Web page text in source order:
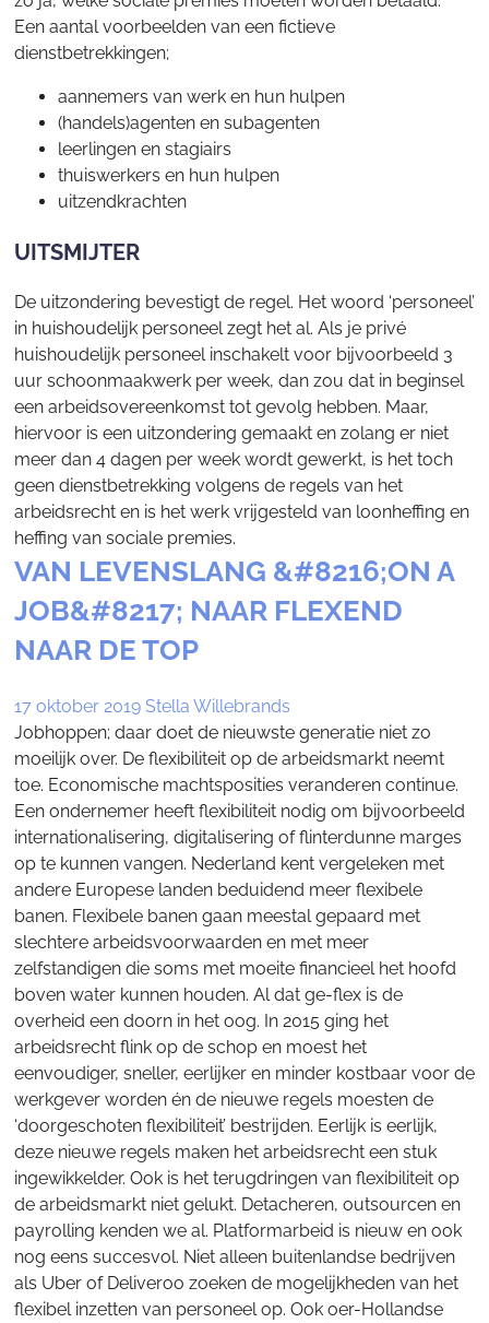
Een aantal voorbeelden van een fictieve
dienstbetrekkingen;
aannemers van werk en hun hulpen
(handels)agenten en subagenten
leerlingen en stagiairs
thuiswerkers en hun hulpen
uitzendkrachten
UITSMIJTER
De uitzondering bevestigt de regel. Het woord ‘personeel’
in huishoudelijk personeel zegt het al. Als je privé
huishoudelijk personeel inschakelt voor bijvoorbeeld 3
uur schoonmaakwerk per week, dan zou dat in beginsel
een arbeidsovereenkomst tot gevolg hebben. Maar,
hiervoor is een uitzondering gemaakt en zolang er niet
meer dan 4 dagen per week wordt gewerkt, is het toch
geen dienstbetrekking volgens de regels van het
arbeidsrecht en is het werk vrijgesteld van loonheffing en
heffing van sociale premies.
VAN LEVENSLANG &#8216;ON A
JOB&#8217; NAAR FLEXEND
NAAR DE TOP
17 oktober 2019 Stella Willebrands
Jobhoppen; daar doet de nieuwste generatie niet zo
moeilijk over. De flexibiliteit op de arbeidsmarkt neemt
toe. Economische machtsposities veranderen continue.
Een ondernemer heeft flexibiliteit nodig om bijvoorbeeld
internationalisering, digitalisering of flinterdunne marges
op te kunnen vangen. Nederland kent vergeleken met
andere Europese landen beduidend meer flexibele
banen. Flexibele banen gaan meestal gepaard met
slechtere arbeidsvoorwaarden en met meer
zelfstandigen die soms met moeite financieel het hoofd
boven water kunnen houden. Al dat ge-flex is de
overheid een doorn in het oog. In 2015 ging het
arbeidsrecht flink op de schop en moest het
eenvoudiger, sneller, eerlijker en minder kostbaar voor de
werkgever worden én de nieuwe regels moesten de
‘doorgeschoten flexibiliteit’ bestrijden. Eerlijk is eerlijk,
deze nieuwe regels maken het arbeidsrecht een stuk
ingewikkelder. Ook is het terugdringen van flexibiliteit op
de arbeidsmarkt niet gelukt. Detacheren, outsourcen en
payrolling kenden we al. Platformarbeid is nieuw en ook
nog eens succesvol. Niet alleen buitenlandse bedrijven
als Uber of Deliveroo zoeken de mogelijkheden van het
flexibel inzetten van personeel op. Ook oer-Hollandse